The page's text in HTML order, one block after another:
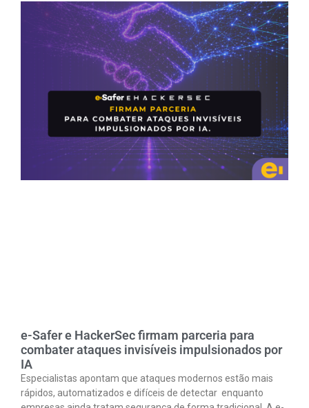
e-Safer e HackerSec firmam parceria para
combater ataques invisíveis impulsionados por
IA
Especialistas apontam que ataques modernos estão mais
rápidos, automatizados e difíceis de detectar enquanto